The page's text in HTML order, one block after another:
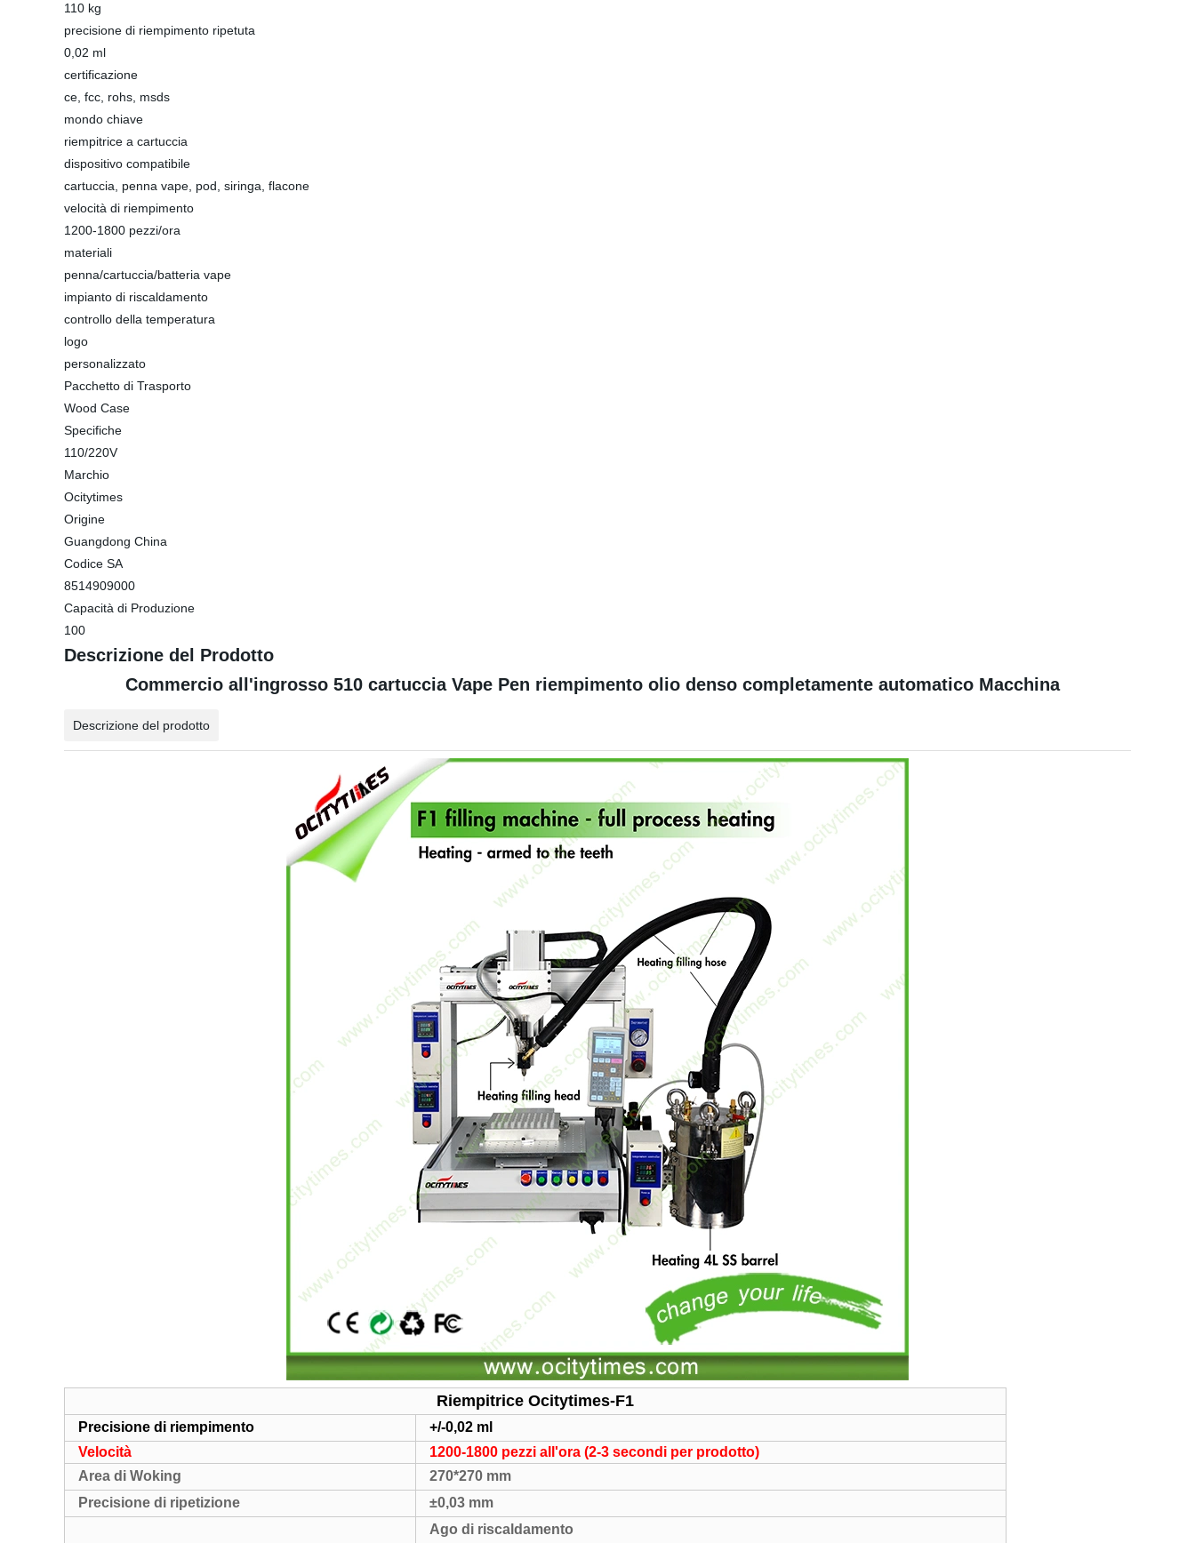
110 kg
precisione di riempimento ripetuta
0,02 ml
certificazione
ce, fcc, rohs, msds
mondo chiave
riempitrice a cartuccia
dispositivo compatibile
cartuccia, penna vape, pod, siringa, flacone
velocità di riempimento
1200-1800 pezzi/ora
materiali
penna/cartuccia/batteria vape
impianto di riscaldamento
controllo della temperatura
logo
personalizzato
Pacchetto di Trasporto
Wood Case
Specifiche
110/220V
Marchio
Ocitytimes
Origine
Guangdong China
Codice SA
8514909000
Capacità di Produzione
100
Descrizione del Prodotto
Commercio all'ingrosso 510 cartuccia Vape Pen riempimento olio denso completamente automatico Macchina
Descrizione del prodotto
Riempitrice Ocitytimes-F1
Precisione di riempimento
+/-0,02 ml
Velocità
1200-1800 pezzi all'ora (2-3 secondi per prodotto)
Area di Woking
270*270 mm
Precisione di ripetizione
±0,03 mm
Ago di riscaldamento